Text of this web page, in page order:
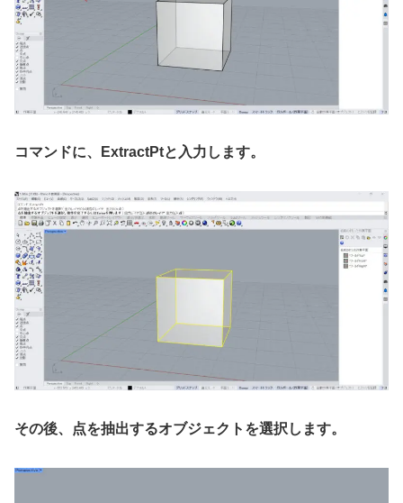
コマンドに、ExtractPtと入力します。
その後、点を抽出するオブジェクトを選択します。